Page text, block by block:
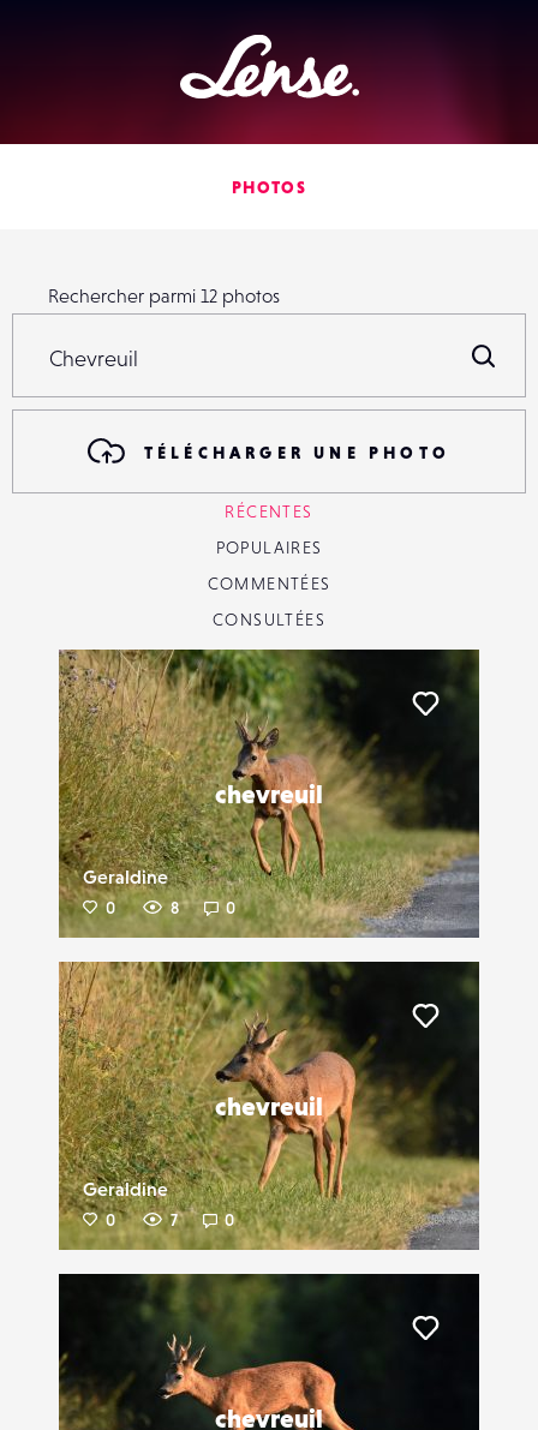
Lense
PHOTOS
Rechercher parmi 12 photos
TÉLÉCHARGER UNE PHOTO
RÉCENTES
POPULAIRES
COMMENTÉES
CONSULTÉES
chevreuil
Geraldine
0 8 0
chevreuil
Geraldine
0 7 0
chevreuil